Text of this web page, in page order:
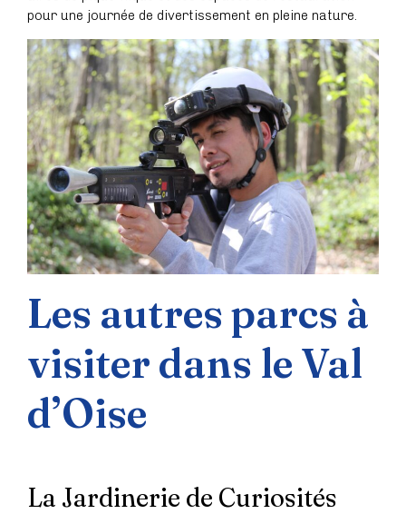
pour une journée de divertissement en pleine nature.
Les autres parcs à
visiter dans le Val
d’Oise
La Jardinerie de Curiosités